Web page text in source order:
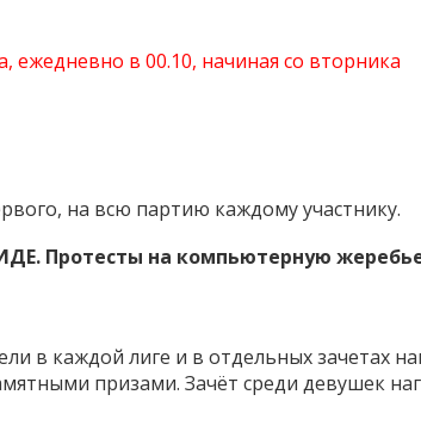
ежедневно в 00.10, начиная со вторника
на всю партию каждому участнику.
Протесты на компьютерную
в каждой лиге и в отдельных зачетах
призами. Зачёт среди девушек